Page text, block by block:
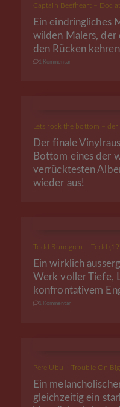
Captain Beefheart – Doc
Ein eindringliches
wilden Malers, der
den Rücken
1 Kommentar
Lets rock the bottom – der
Der finale
Bottom eines der
verrücktesten
wieder aus!
Todd Rundgren – Todd
Ein wirklich
Werk voller Tiefe,
konfrontativem
1 Kommentar
Pere Ubu – Trouble On
Ein
gleichzeitig ein